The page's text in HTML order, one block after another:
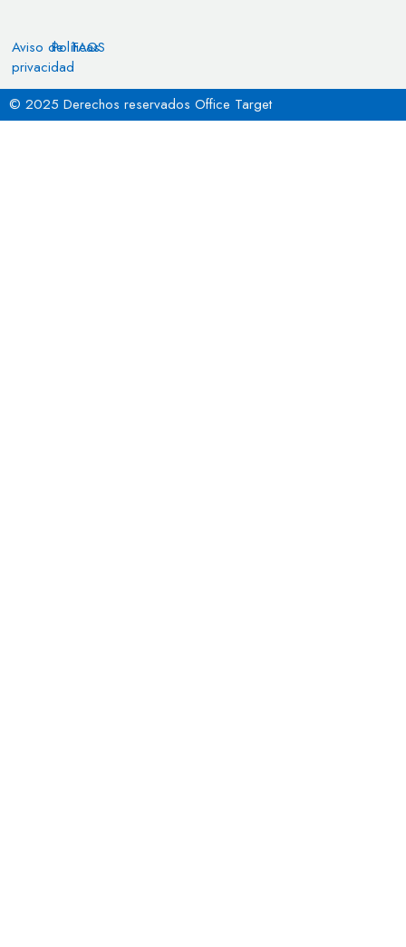
Aviso de
privacidad
Políticas
FAQS
© 2025 Derechos reservados Office Target